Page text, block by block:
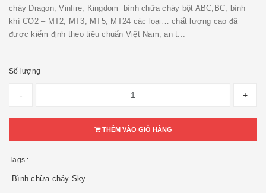
cháy Dragon, Vinfire, Kingdom bình chữa cháy bột ABC,BC, bình
khí CO2 – MT2, MT3, MT5, MT24 các loại… chất lượng cao đã
được kiểm định theo tiêu chuẩn Việt Nam, an t...
Số lượng
- +
THÊM VÀO GIỎ HÀNG
Tags :
Bình chữa cháy Sky